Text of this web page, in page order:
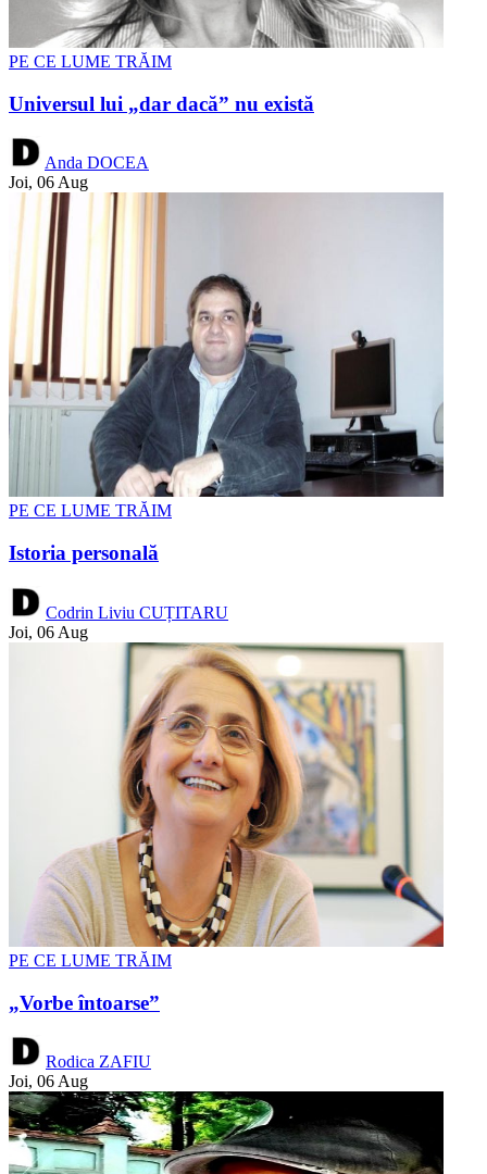
PE CE LUME TRĂIM
Universul lui „dar dacă” nu există
Anda DOCEA
Joi, 06 Aug
PE CE LUME TRĂIM
Istoria personală
Codrin Liviu CUȚITARU
Joi, 06 Aug
PE CE LUME TRĂIM
„Vorbe întoarse”
Rodica ZAFIU
Joi, 06 Aug